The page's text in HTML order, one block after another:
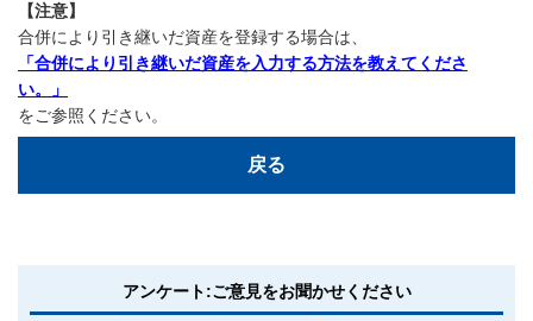
【注意】
合併により引き継いだ資産を登録する場合は、
「合併により引き継いだ資産を入力する方法を教えてくださ
い。」
をご参照ください。
戻る
アンケート:ご意見をお聞かせください